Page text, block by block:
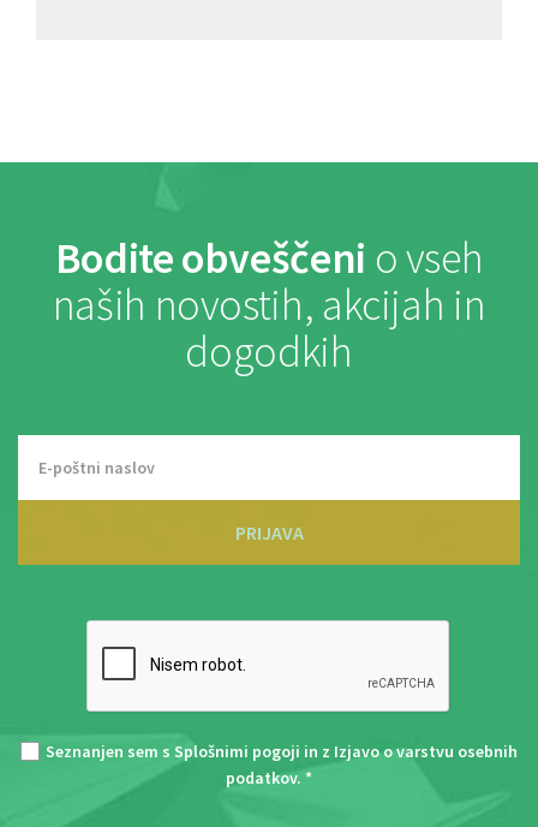
Bodite obveščeni o vseh
naših novostih, akcijah in
dogodkih
PRIJAVA
Seznanjen sem s Splošnimi pogoji in z Izjavo o varstvu osebnih
podatkov. *